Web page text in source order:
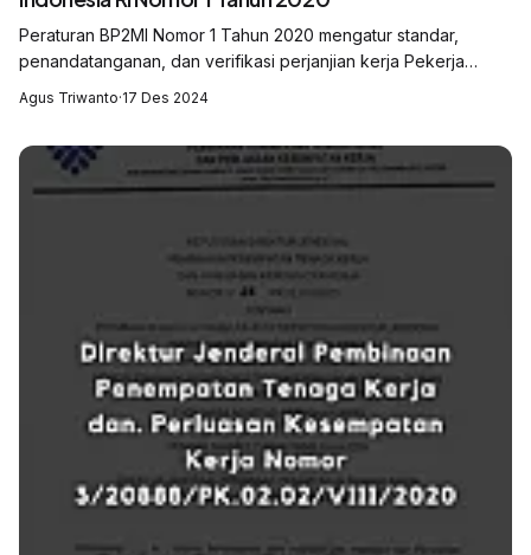
Peraturan BP2MI Nomor 1 Tahun 2020 mengatur standar,
penandatanganan, dan verifikasi perjanjian kerja Pekerja
kejelasan hak dan kewajiban PMI s...
Agus Triwanto·17 Des 2024